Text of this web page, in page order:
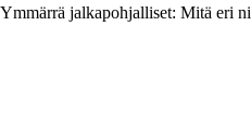
Ymmärrä jalkapohjalliset: Mitä eri